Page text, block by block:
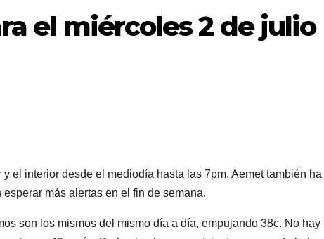
el miércoles 2 de julio
el interior desde el mediodía hasta las 7pm. Aemet también ha
más alertas en el fin de semana.
son los mismos del mismo día a día, empujando 38c. No hay